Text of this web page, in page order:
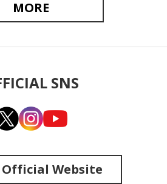
MORE
SNS
Official Website